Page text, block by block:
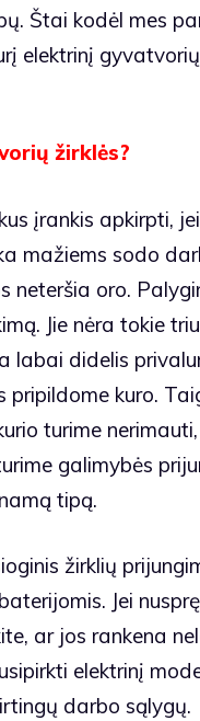
Štai kodėl mes
elektrinį
žirklės?
įrankis apkirpti,
mažiems sodo
neteršia oro.
Jie nėra tokie
labai didelis
pripildome kuro.
turime
galimybės
tipą.
žirklių
Jei
ar jos rankena
elektrinį
darbo sąlygų.